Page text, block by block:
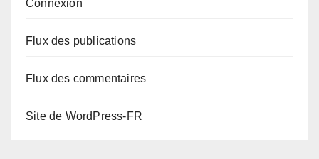
Connexion
Flux des publications
Flux des commentaires
Site de WordPress-FR